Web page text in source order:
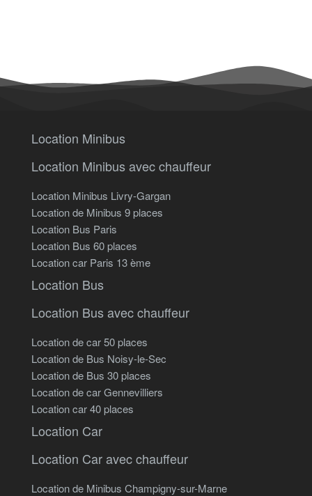
Location Minibus
Location Minibus avec chauffeur
Location Minibus Livry-Gargan
Location de Minibus 9 places
Location Bus Paris
Location Bus 60 places
Location car Paris 13 ème
Location Bus
Location Bus avec chauffeur
Location de car 50 places
Location de Bus Noisy-le-Sec
Location de Bus 30 places
Location de car Gennevilliers
Location car 40 places
Location Car
Location Car avec chauffeur
Location de Minibus Champigny-sur-Marne